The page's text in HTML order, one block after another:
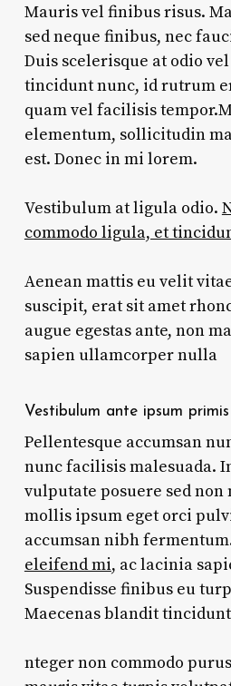
Mauris vel finibus risus.
sed neque finibus, nec
Duis scelerisque at odio
tincidunt nunc, id rutrum
quam vel facilisis
elementum, sollicitudin
est. Donec in mi lorem.
Vestibulum at ligula odio.
commodo ligula, et
Aenean mattis eu velit
suscipit, erat sit amet
augue egestas ante, non
sapien ullamcorper nulla
Vestibulum ante ipsum primis
Pellentesque accumsan
nunc facilisis malesuada.
vulputate posuere sed non
mollis ipsum eget orci
accumsan nibh
eleifend mi, ac lacinia
Suspendisse finibus eu
Maecenas blandit
nteger non commodo